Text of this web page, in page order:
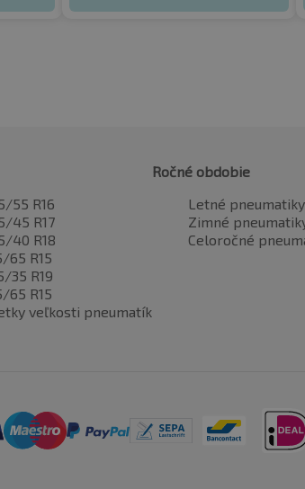
55 R16
45 R17
40 R18
65 R15
35 R19
65 R15
veľkosti pneumatík
Ročné obdobie
Letné pneumatiky
Zimné
Celoročné